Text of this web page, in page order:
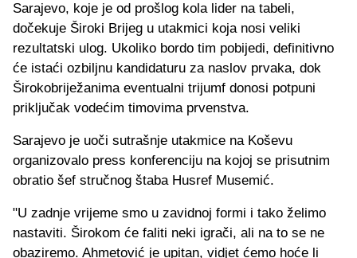
Sarajevo, koje je od prošlog kola lider na tabeli,
dočekuje Široki Brijeg u utakmici koja nosi veliki
rezultatski ulog. Ukoliko bordo tim pobijedi, definitivno
će istaći ozbiljnu kandidaturu za naslov prvaka, dok
Širokobriježanima eventualni trijumf donosi potpuni
priključak vodećim timovima prvenstva.
Sarajevo je uoči sutrašnje utakmice na Koševu
organizovalo press konferenciju na kojoj se prisutnim
obratio šef stručnog štaba Husref Musemić.
"U zadnje vrijeme smo u zavidnoj formi i tako želimo
nastaviti. Širokom će faliti neki igrači, ali na to se ne
obaziremo. Ahmetović je upitan, vidjet ćemo hoće li